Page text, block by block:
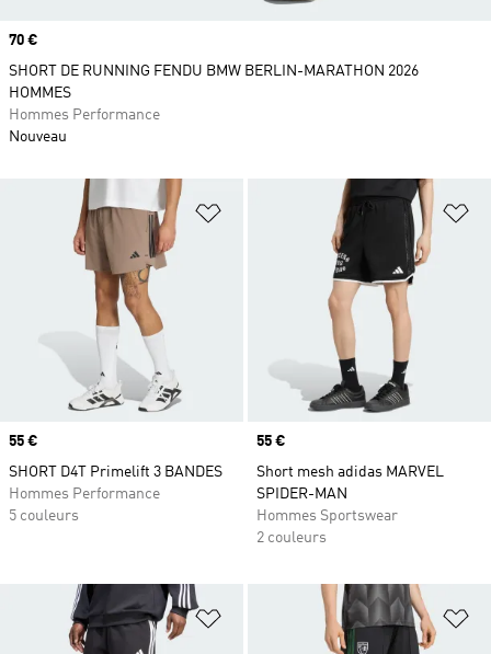
Ajouter à la Liste de produits
Prix
55 €
SHORT D4T Primelift 3 BANDES
Hommes Performance
5 couleurs
Prix
55 €
Short mesh adidas MARVEL
SPIDER-MAN
Hommes Sportswear
2 couleurs
Ajouter à la Liste de produits
Prix
70 €
SHORT DE RUNNING FENDU BMW BERLIN-MARATHON 2026
HOMMES
Hommes Performance
Nouveau